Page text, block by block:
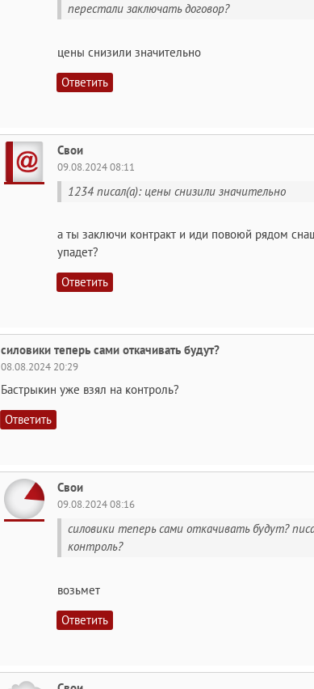
перестали заключать договор?
цены снизили значительно
Ответить
Свои
09.08.2024 08:11
1234 писал(а): цены снизили значительно
а ты заключи контракт и иди повоюй рядом
упадет?
Ответить
силовики теперь сами откачивать будут?
08.08.2024 20:29
Бастрыкин уже взял на контроль?
Ответить
Свои
09.08.2024 08:16
силовики теперь сами откачивать будут?
контроль?
возьмет
Ответить